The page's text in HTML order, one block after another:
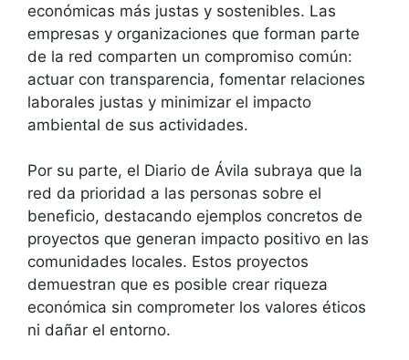
económicas más justas y sostenibles. Las
empresas y organizaciones que forman parte
de la red comparten un compromiso común:
actuar con transparencia, fomentar relaciones
laborales justas y minimizar el impacto
ambiental de sus actividades.
Por su parte, el Diario de Ávila subraya que la
red da prioridad a las personas sobre el
beneficio, destacando ejemplos concretos de
proyectos que generan impacto positivo en las
comunidades locales. Estos proyectos
demuestran que es posible crear riqueza
económica sin comprometer los valores éticos
ni dañar el entorno.